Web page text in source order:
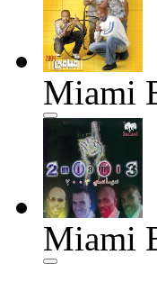
Miami
Miami